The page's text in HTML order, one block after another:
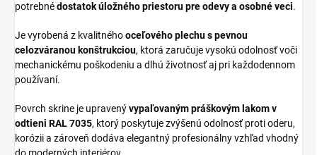
potrebnédostatok úložného priestoru pre odevy a osobné veci.
Je vyrobená z kvalitnéhooceľového plechu s pevnou
celozváranou konštrukciou, ktorá zaručuje vysokú odolnosť voči
mechanickému poškodeniu a dlhú životnosť aj pri každodennom
používaní.
Povrch skrine je upravenývypaľovaným práškovým lakom v
odtieni RAL 7035, ktorý poskytuje zvýšenú odolnosť proti oderu,
korózii a zároveň dodáva elegantný profesionálny vzhľad vhodný